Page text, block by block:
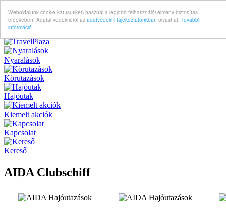
Weboldalunk cookie-kat (sütiket) használ a legjobb felhasználói élmény biztosítás
érdekében. Adatai védelméröl az adatvédelmi tájékoztatónkban olvashat. További
információ
Nyaralások
Körutazások
Hajóutak
Kiemelt akciók
Kapcsolat
Kereső
AIDA Clubschiff